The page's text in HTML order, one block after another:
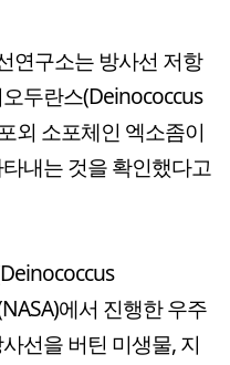
연구소는 방사선 저항
두란스(Deinococcus
외 소포체인 엑소좀이
내는 것을 확인했다고
에서 진행한 우주
선을 버틴 미생물, 지